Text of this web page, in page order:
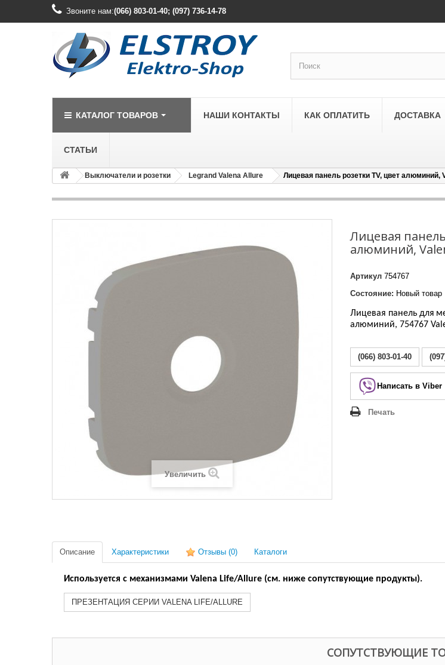
Звоните нам:(066) 803-01-40; (097) 736-14-78
КАТАЛОГ ТОВАРОВ
LEGRAND
Legrand Valena Classic
SCHNEIDER
LEZARD
Lezard Deriy
НАШИ КОНТАКТЫ КАК ОПЛАТИТЬ ДОСТАВКА
СТАТЬИ
Выключатели и розетки Legrand Valena Allure Лицевая панель розетки TV, цвет алюминий,
Увеличить
Лицевая
алюминий,
Артикул 754767
Состояние: Новый товар
Лицевая панель для
алюминий, 754767
(066) 803-01-40
Написать в Viber
Печать
Описание Характеристики Отзывы (0) Каталоги
Используется с механизмами Valena Life/Allure (см. ниже сопутствующие продукты).
ПРЕЗЕНТАЦИЯ СЕРИИ VALENA LIFE/ALLURE
СОПУТСТВУЮЩИЕ